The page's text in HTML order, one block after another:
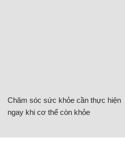
Chăm sóc sức khỏe cần thực hiện
ngay khi cơ thể còn khỏe